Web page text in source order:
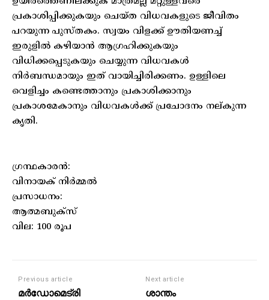
പ്രകാശിപ്പിക്കുകയും ചെയ്ത വിധവകളുടെ ജീവിതം
പറയുന്ന പുസ്തകം. സ്വയം വിളക്ക് ഊതിയണച്ച്
ഇരുളിൽ കഴിയാൻ ആഗ്രഹിക്കുകയും
വിധിക്കപ്പെടുകയും ചെയ്യുന്ന വിധവകൾ
നിർബന്ധമായും ഇത് വായിച്ചിരിക്കണം. ഉള്ളിലെ
വെളിച്ചം കണ്ടെത്താനും പ്രകാശിക്കാനും
പ്രകാശമേകാനും വിധവകൾക്ക് പ്രചോദനം നല്കുന്ന
കൃതി.
ഗ്രന്ഥകാരൻ:
വിനായക് നിർമ്മൽ
പ്രസാധനം:
ആത്മബുക്സ്
വില: 100 രൂപ
Previous article
മർഡോമെട്രി
Next article
ശാന്തം